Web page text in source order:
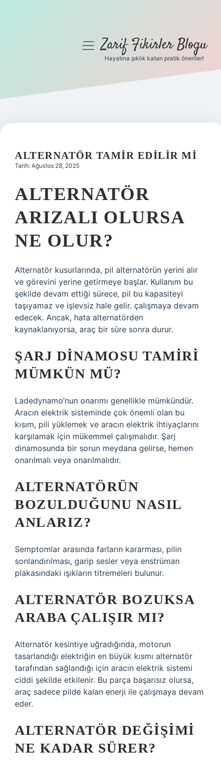
Gizlilik Politikası
Yasal Uyarı
menüyüZarif Fikirler Blogu
Hayatına şıklık katan pratik öneriler!
ALTERNATÖR TAMIR EDILIR MI
Tarih: Ağustos 28, 2025
ALTERNATÖR
ARIZALI OLURSA
NE OLUR?
Alternatör kusurlarında, pil alternatörün yerini alır
ve görevini yerine getirmeye başlar. Kullanım bu
şekilde devam ettiği sürece, pil bu kapasiteyi
taşıyamaz ve işlevsiz hale gelir. çalışmaya devam
edecek. Ancak, hata alternatörden
kaynaklanıyorsa, araç bir süre sonra durur.
ŞARJ DINAMOSU TAMIRI
MÜMKÜN MÜ?
Ladedynamo’nun onarımı genellikle mümkündür.
Aracın elektrik sisteminde çok önemli olan bu
kısım, pili yüklemek ve aracın elektrik ihtiyaçlarını
karşılamak için mükemmel çalışmalıdır. Şarj
dinamosunda bir sorun meydana gelirse, hemen
onarılmalı veya onarılmalıdır.
ALTERNATÖRÜN
BOZULDUĞUNU NASIL
ANLARIZ?
Semptomlar arasında farların kararması, pilin
sonlandırılması, garip sesler veya enstrüman
plakasındaki ışıkların titremeleri bulunur.
ALTERNATÖR BOZUKSA
ARABA ÇALIŞIR MI?
Alternatör kesintiye uğradığında, motorun
tasarlandığı elektriğin en büyük kısmı alternatör
tarafından sağlandığı için aracın elektrik sistemi
ciddi şekilde etkilenir. Bu parça başarısız olursa,
araç sadece pilde kalan enerji ile çalışmaya devam
eder.
ALTERNATÖR DEĞIŞIMI
NE KADAR SÜRER?